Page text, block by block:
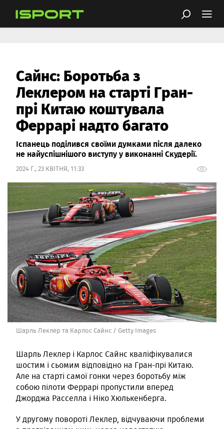
Сайнс: Боротьба з
Леклером на старті Гран-
прі Китаю коштувала
Феррарі надто багато
Іспанець поділився своїми думками після далеко
не найуспішнішого виступу у виконанні Скудерії.
2024 Г., 23 КВІТНЯ, 11:33
Шарль Леклер та Карлос Сайнс / Getty Images
Шарль Леклер і Карлос Сайнс кваліфікувалися
шостим і сьомим відповідно на Гран-прі Китаю.
Але на старті самої гонки через боротьбу між
собою пілоти Феррарі пропустили вперед
Джорджа Расселла і Ніко Хюлькенберга.
У другому повороті Леклер, відчуваючи проблеми